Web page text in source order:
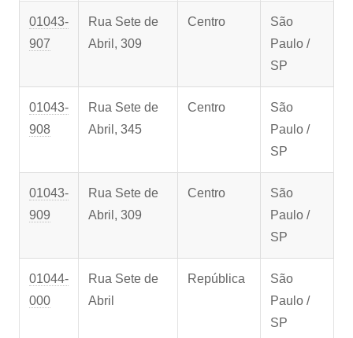
01043-
907
Rua Sete de
Abril, 309
Centro
São
Paulo /
SP
01043-
908
Rua Sete de
Abril, 345
Centro
São
Paulo /
SP
01043-
909
Rua Sete de
Abril, 309
Centro
São
Paulo /
SP
01044-
000
Rua Sete de
Abril
República
São
Paulo /
SP